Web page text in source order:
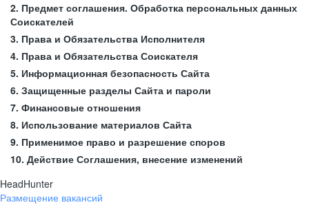
2. Предмет соглашения. Обработка персональных данных
Соискателей
3. Права и Обязательства Исполнителя
4. Права и Обязательства Соискателя
5. Информационная безопасность Сайта
6. Защищенные разделы Сайта и пароли
7. Финансовые отношения
8. Использование материалов Сайта
9. Применимое право и разрешение споров
10. Действие Соглашения, внесение изменений
HeadHunter
Размещение вакансий